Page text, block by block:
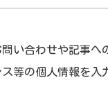
い合わせや記事へ
等の個人情報を入